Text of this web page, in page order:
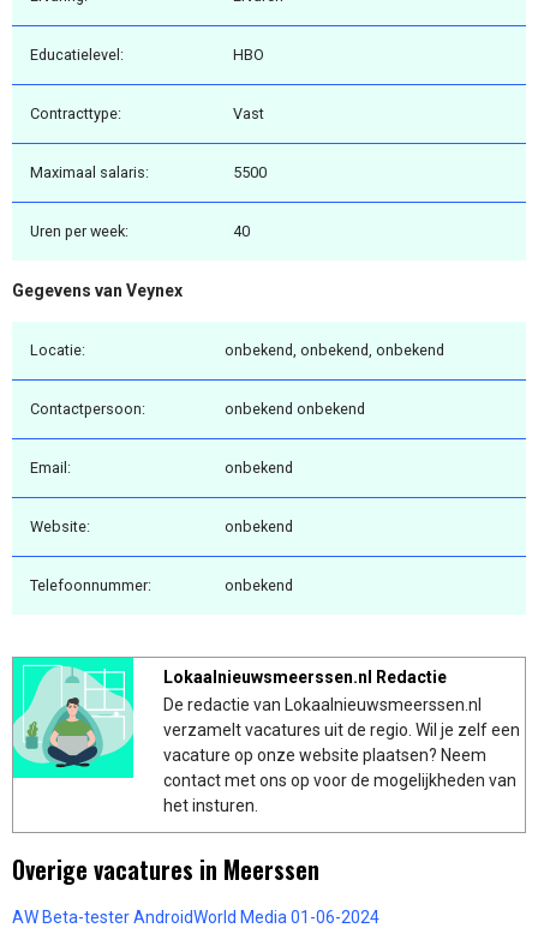
Educatielevel: HBO
Contracttype: Vast
Maximaal salaris: 5500
Uren per week: 40
Gegevens van Veynex
Locatie: onbekend, onbekend, onbekend
Contactpersoon: onbekend onbekend
Email: onbekend
Website: onbekend
Telefoonnummer: onbekend
Lokaalnieuwsmeerssen.nl Redactie
De redactie van Lokaalnieuwsmeerssen.nl
verzamelt vacatures uit de regio. Wil je zelf een
vacature op onze website plaatsen? Neem
contact met ons op voor de mogelijkheden van
het insturen.
Overige vacatures in Meerssen
AW Beta-tester AndroidWorld Media 01-06-2024